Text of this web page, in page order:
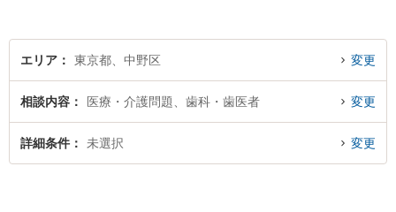
エリア 東京都、中野区 変更
相談内容 医療・介護問題、歯科・歯医者 変更
詳細条件 未選択 変更